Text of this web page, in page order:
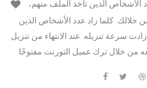
خلالك. كلما زاد عدد الأشخاص الذين
سرعة تنزيله. عند الانتهاء من تنزيل